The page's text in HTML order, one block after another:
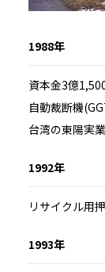
1988年
資本金3億
自動裁断機
台湾の東陽実
1992年
リサイクル用
1993年